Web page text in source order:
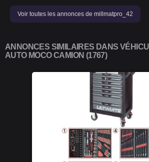
Voir toutes les annonces de millmatpro_42
ANNONCES SIMILAIRES DANS
AUTO MOCO CAMION (1767)